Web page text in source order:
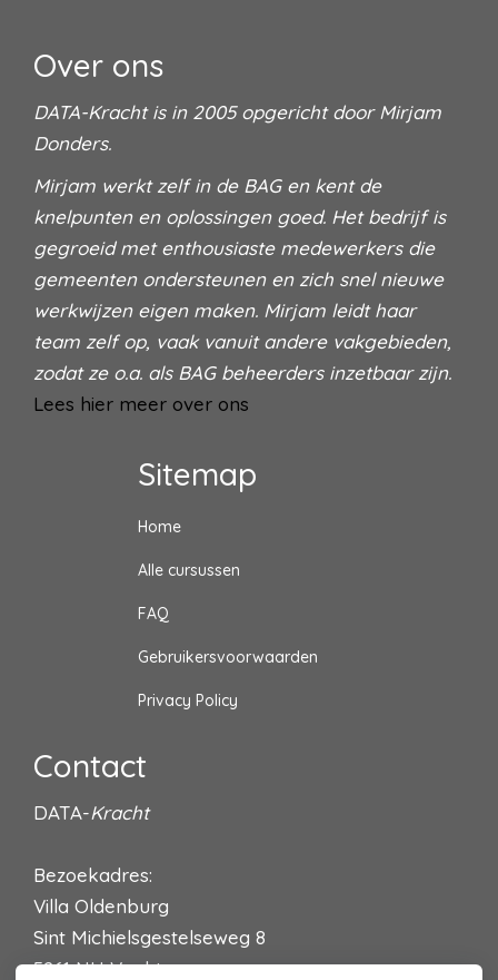
Over ons
DATA-Kracht is in 2005 opgericht door Mirjam
Donders.
Mirjam werkt zelf in de BAG en kent de
knelpunten en oplossingen goed. Het bedrijf is
gegroeid met enthousiaste medewerkers die
gemeenten ondersteunen en zich snel nieuwe
werkwijzen eigen maken. Mirjam leidt haar
team zelf op, vaak vanuit andere vakgebieden,
zodat ze o.a. als BAG beheerders inzetbaar zijn.
Lees hier meer over ons
Sitemap
Home
Alle cursussen
FAQ
Gebruikersvoorwaarden
Privacy Policy
Contact
DATA-Kracht
Bezoekadres:
Villa Oldenburg
Sint Michielsgestelseweg 8
5261 NH Vught